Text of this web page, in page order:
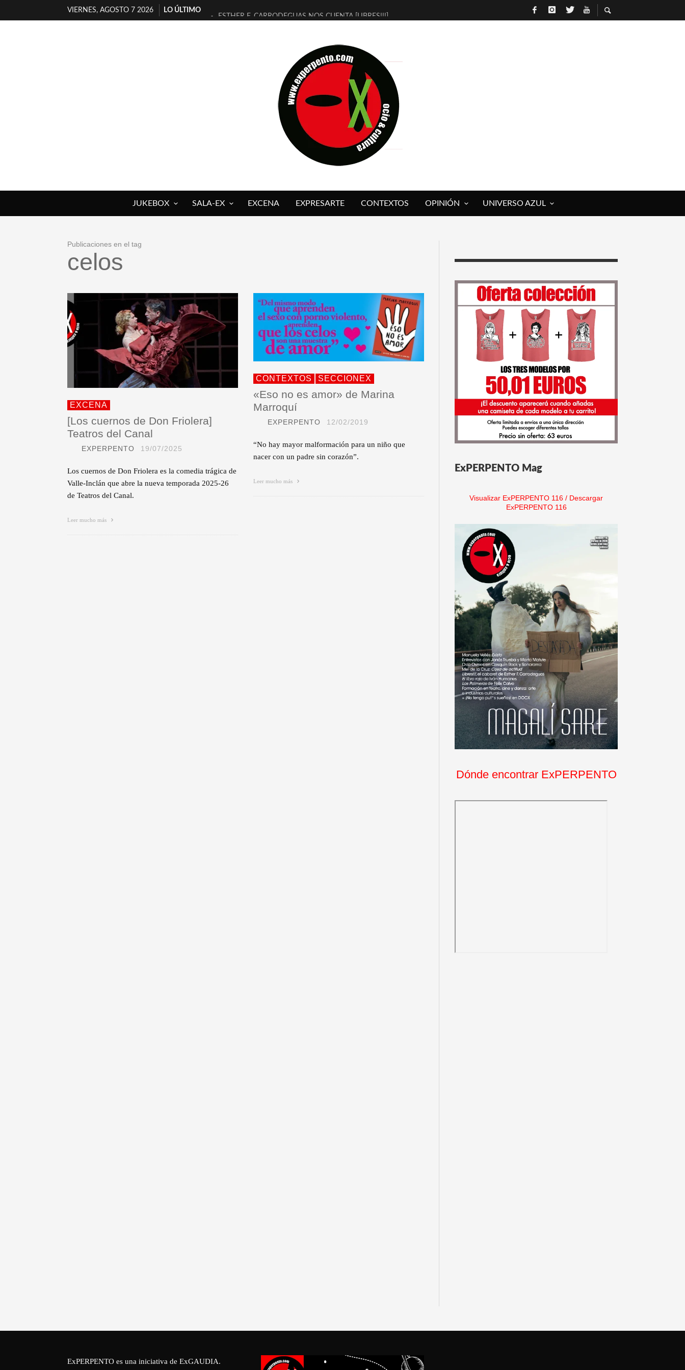
VIERNES, AGOSTO 7 2026
LO ÚLTIMO
ESTHER F. CARRODEGUAS NOS CUENTA [LIBRES!!!]
[ELECTRA JONDA] DE JUAN GUERRERO ZAMORA
TIMBRE 4, LA ESCUELA DEL DIRECTOR TEATRAL CLAUDIO TOLCACHIR
30 AÑOS (NO ES NADA) DE LA KATARSIS DEL TOMATAZO
MILITARES JUDÍAS EN #EXVITA
D’BALDOMEROS REINVENTAN [BITÁCORA 3.0] EN EXVITA
MARSHALL FLASH PRESENTA EN EXVITA [RELATIVA SENCILLEZ]
JOFRE BARDAGÍ EN EXVITA INTERPRETANDO A SERRAT
JUKEBOX SALA-EX EXCENA EXPRESARTE CONTEXTOS OPINIÓN UNIVERSO AZUL
Publicaciones en el tag
celos
EXCENA
[Los cuernos de Don Friolera]
Teatros del Canal
EXPERPENTO 19/07/2025
Los cuernos de Don Friolera es la comedia trágica de
Valle-Inclán que abre la nueva temporada 2025-26
de Teatros del Canal.
Leer mucho más
CONTEXTOS SECCIONEX
«Eso no es amor» de Marina
Marroquí
EXPERPENTO 12/02/2019
“No hay mayor malformación para un niño que
nacer con un padre sin corazón”.
Leer mucho más
ExPERPENTO Mag
Visualizar ExPERPENTO 116 / Descargar
ExPERPENTO 116
Dónde encontrar ExPERPENTO
ExPERPENTO es una iniciativa de ExGAUDIA.